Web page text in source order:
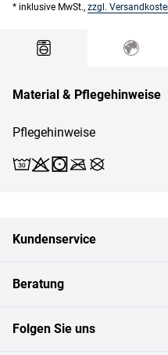
* inklusive MwSt., zzgl.
Material & Pflegehinweise
Pflegehinweise
Kundenservice
Beratung
Folgen Sie uns